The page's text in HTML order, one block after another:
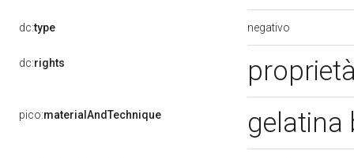
dc:type negativo
dc:rights
pico:materialAndTechnique